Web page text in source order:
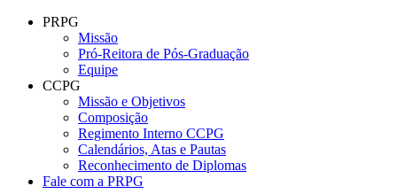
Conteúdo principal
PRPG
Missão
Pró-Reitora de Pós-Graduação
Equipe
CCPG
Missão e Objetivos
Composição
Regimento Interno CCPG
Calendários, Atas e Pautas
Reconhecimento de Diplomas
Fale com a PRPG